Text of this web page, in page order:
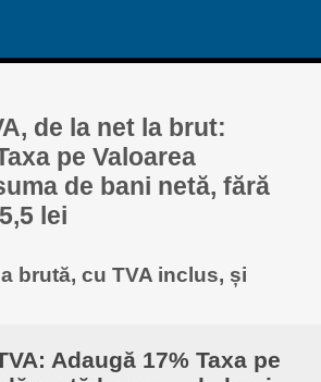
de la net la brut:
pe Valoarea
de bani netă, fără
lei
brută, cu TVA inclus, și
Adaugă 17% Taxa pe